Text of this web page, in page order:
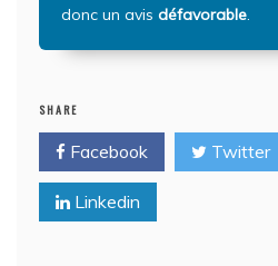
donc un avis défavorable.
SHARE
Facebook Twitter
Linkedin